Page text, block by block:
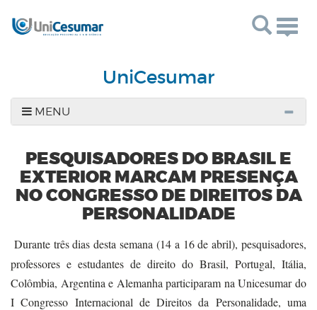
UniCesumar
MENU
PESQUISADORES DO BRASIL E
EXTERIOR MARCAM PRESENÇA
NO CONGRESSO DE DIREITOS DA
PERSONALIDADE
Durante três dias desta semana (14 a 16 de abril), pesquisadores,
professores e estudantes de direito do Brasil, Portugal, Itália,
Colômbia, Argentina e Alemanha participaram na Unicesumar do
I Congresso Internacional de Direitos da Personalidade, uma